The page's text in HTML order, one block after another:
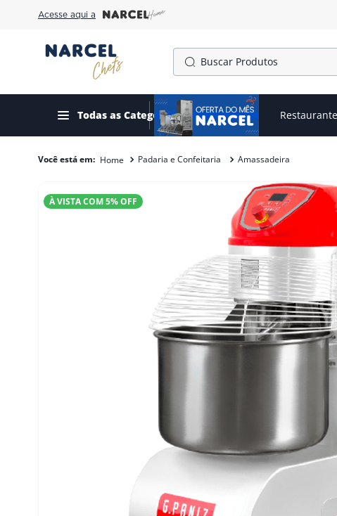
Acesse aqui a
Buscar Produtos
Todas as CategoriasOfertas do mês Restaurante
Padaria e Confeitaria Amassadeira
À VISTA COM5% OFF
1º
cafeteira
2º
fogão
3 º
forno
panela pressão
moedor
º
gelopar
9º
fritadeira
10º robot coupe